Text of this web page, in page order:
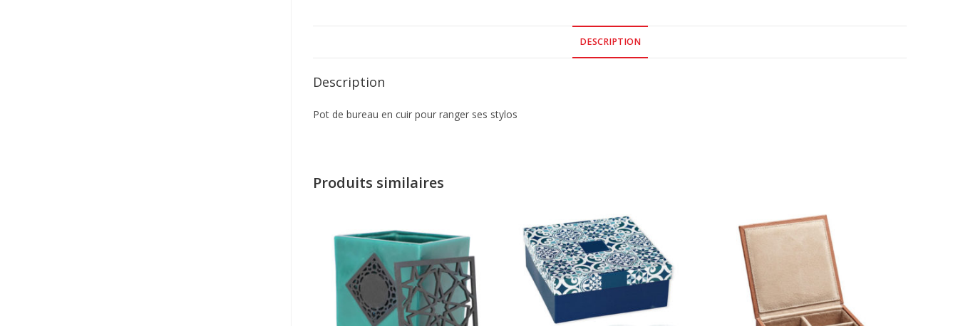
DESCRIPTION
Description
Pot de bureau en cuir pour ranger ses stylos
Produits similaires